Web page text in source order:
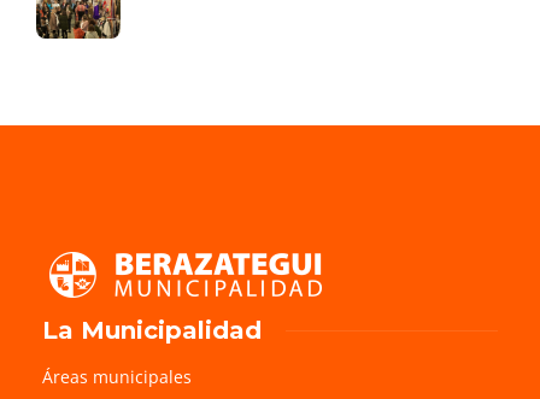
La Municipalidad
Áreas municipales